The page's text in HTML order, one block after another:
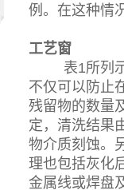
例。在这种情
工艺窗
表1所列
不仅可以防止
残留物的数量
定，清洗结果
物介质刻蚀。
理也包括灰化
金属线或焊盘